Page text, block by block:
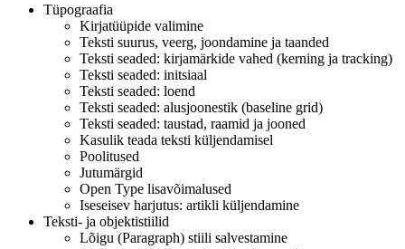
Tüpograafia
Kirjatüüpide valimine
Teksti suurus, veerg, joondamine ja taanded
Teksti seaded: kirjamärkide vahed (kerning ja tracking)
Teksti seaded: initsiaal
Teksti seaded: loend
Teksti seaded: alusjoonestik (baseline grid)
Teksti seaded: taustad, raamid ja jooned
Kasulik teada teksti küljendamisel
Poolitused
Jutumärgid
Open Type lisavõimalused
Iseseisev harjutus: artikli küljendamine
Teksti- ja objektistiilid
Lõigu (Paragraph) stiili salvestamine